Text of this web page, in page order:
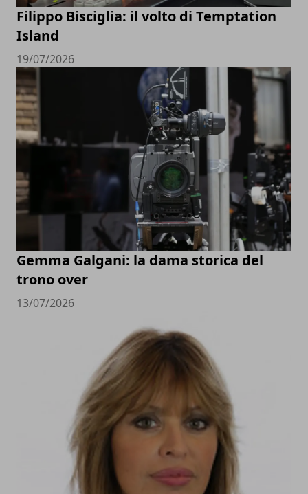
Filippo Bisciglia: il volto di Temptation
Island
19/07/2026
Gemma Galgani: la dama storica del
trono over
13/07/2026